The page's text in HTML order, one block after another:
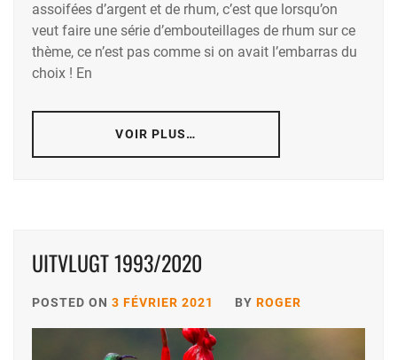
assoifées d’argent et de rhum, c’est que lorsqu’on
veut faire une série d’embouteillages de rhum sur ce
thème, ce n’est pas comme si on avait l’embarras du
choix ! En
VOIR PLUS…
UITVLUGT 1993/2020
POSTED ON 3 FÉVRIER 2021 BY ROGER